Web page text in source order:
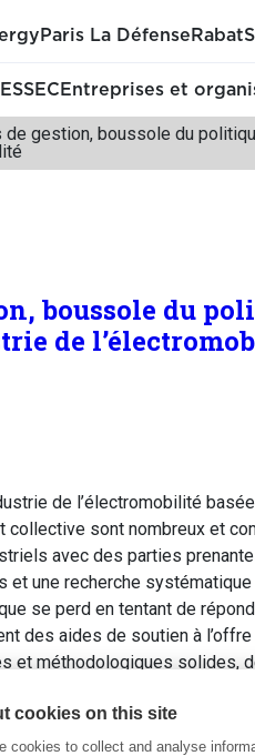
Paris La Défense Rabat
Entreprises et
gestion, boussole du
boussole du
de
de l’électromobilité
sont nombreux et
avec des parties
une recherche systématique
se perd en tentant de
des aides de soutien à
et méthodologiques solides,
développer une industrie de
gestion, boussole du
Gestion, 245(8), pp. 35-54.
cookies on this site
cookies to collect and analyse